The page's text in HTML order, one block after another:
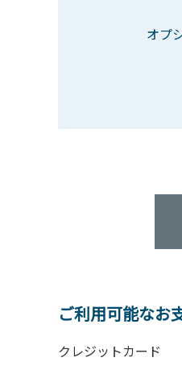
オプ
ご利用可能なお
クレジットカード